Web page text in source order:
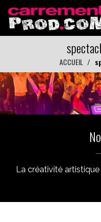
ACCUEIL
La créativité